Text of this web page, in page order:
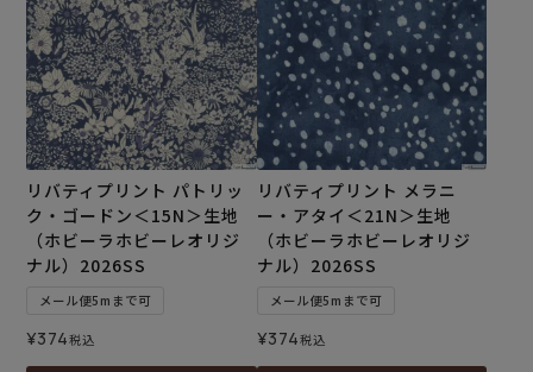
リバティプリント パトリッ
ク・ゴードン＜15N＞生地
（ホビーラホビーレオリジ
ナル）2026SS
メール便5mまで可
¥374税込
リバティプリント メラニ
ー・アタイ＜21N＞生地
（ホビーラホビーレオリジ
ナル）2026SS
メール便5mまで可
¥374税込